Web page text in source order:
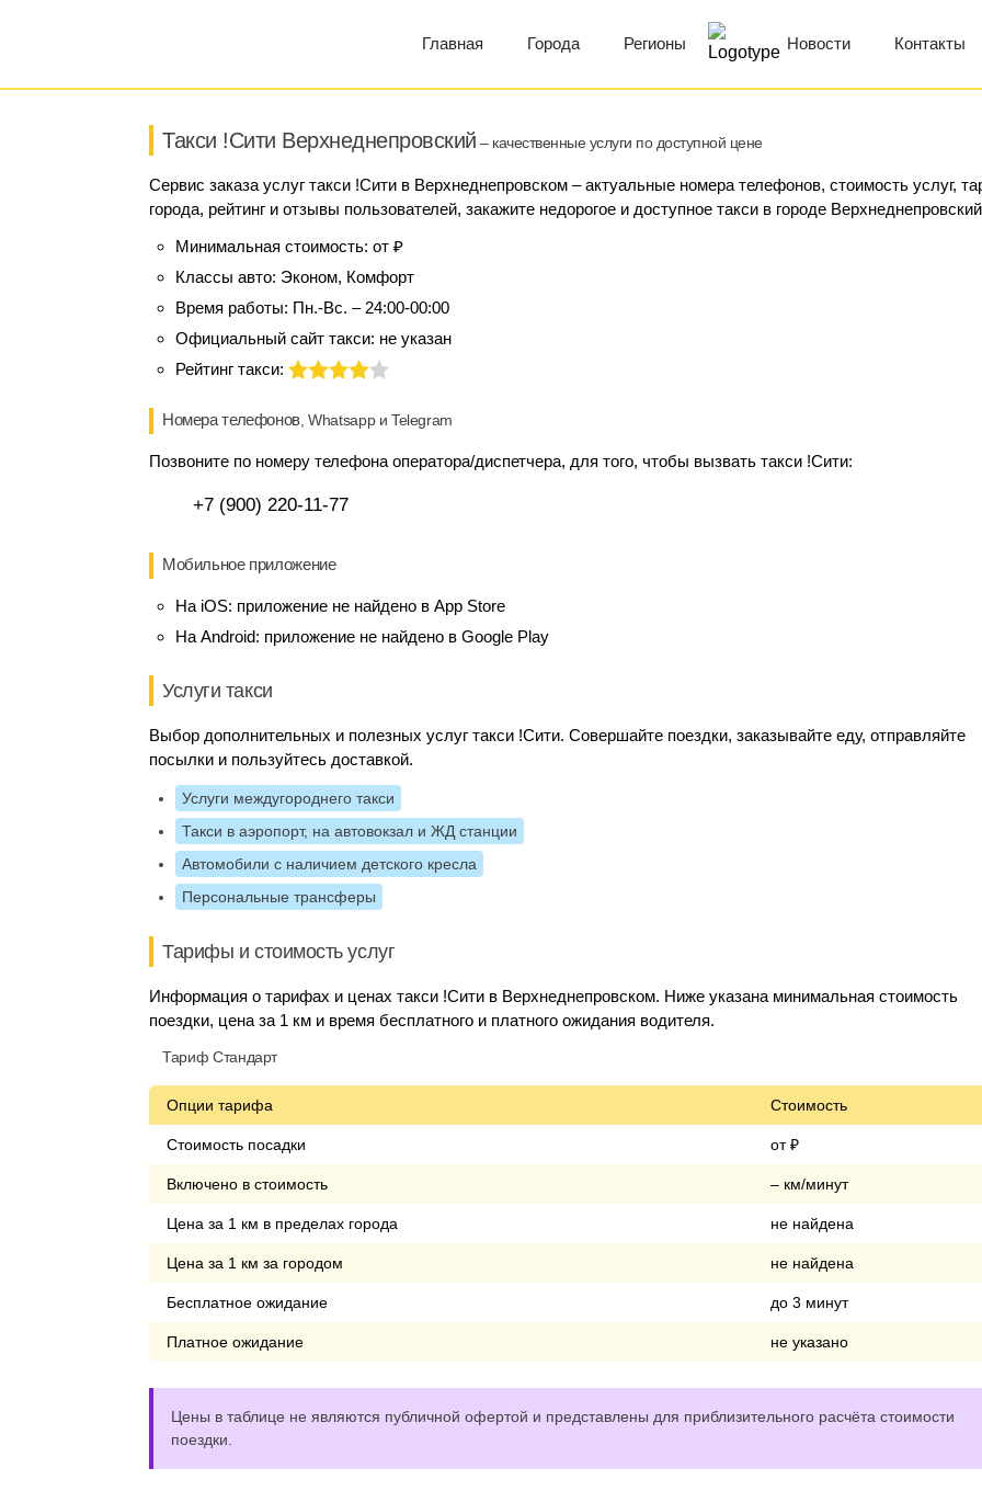
Главная Города Регионы Новости Контакты
Такси !Сити Верхнеднепровский – качественные услуги по доступной цене
Сервис заказа услуг такси !Сити в Верхнеднепровском – актуальные номера телефонов, стоимость услуг,
города, рейтинг и отзывы пользователей, закажите недорогое и доступное такси в городе
Минимальная стоимость: от ₽
Классы авто: Эконом, Комфорт
Время работы: Пн.-Вс. – 24:00-00:00
Официальный сайт такси: не указан
Рейтинг такси:
Номера телефонов, Whatsapp и Telegram
Позвоните по номеру телефона оператора/диспетчера, для того, чтобы вызвать такси !Сити:
+7 (900) 220-11-77
Мобильное приложение
На iOS: приложение не найдено в App Store
На Android: приложение не найдено в Google Play
Услуги такси
Выбор дополнительных и полезных услуг такси !Сити. Совершайте поездки, заказывайте еду, отправляйте
посылки и пользуйтесь доставкой.
Услуги междугороднего такси
Такси в аэропорт, на автовокзал и ЖД станции
Автомобили с наличием детского кресла
Персональные трансферы
Тарифы и стоимость услуг
Информация о тарифах и ценах такси !Сити в Верхнеднепровском. Ниже указана минимальная стоимость
поездки, цена за 1 км и время бесплатного и платного ожидания водителя.
Тариф Стандарт
Опции тарифа Стоимость
Стоимость посадки от ₽
Включено в стоимость – км/минут
Цена за 1 км в пределах города не найдена
Цена за 1 км за городом не найдена
Бесплатное ожидание до 3 минут
Платное ожидание не указано
Цены в таблице не являются публичной офертой и представлены для приблизительного расчёта стоимости
поездки.